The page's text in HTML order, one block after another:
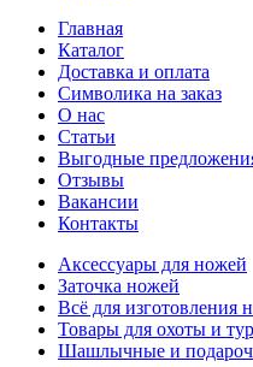
Главная
Каталог
Доставка и оплата
Символика на заказ
О нас
Статьи
Выгодные
Отзывы
Вакансии
Контакты
Аксессуары для ножей
Заточка ножей
Всё для изготовления
Товары для охоты и
Шашлычные и